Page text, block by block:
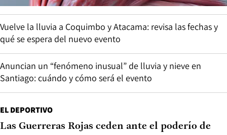
Vuelve la lluvia a Coquimbo y Atacama: revisa las fechas y
qué se espera del nuevo evento
Anuncian un “fenómeno inusual” de lluvia y nieve en
Santiago: cuándo y cómo será el evento
EL DEPORTIVO
Las Guerreras Rojas ceden ante el poderío de